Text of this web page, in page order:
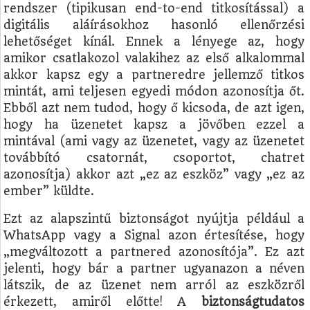
rendszer (tipikusan end-to-end titkosítással) a
digitális aláírásokhoz hasonló ellenőrzési
lehetőséget kínál. Ennek a lényege az, hogy
amikor csatlakozol valakihez az első alkalommal
akkor kapsz egy a partneredre jellemző titkos
mintát, ami teljesen egyedi módon azonosítja őt.
Ebből azt nem tudod, hogy ő kicsoda, de azt igen,
hogy ha üzenetet kapsz a jövőben ezzel a
mintával (ami vagy az üzenetet, vagy az üzenetet
továbbító csatornát, csoportot, chatret
azonosítja) akkor azt „ez az eszköz” vagy „ez az
ember” küldte.
Ezt az alapszintű biztonságot nyújtja például a
WhatsApp vagy a Signal azon értesítése, hogy
„megváltozott a partnered azonosítója”. Ez azt
jelenti, hogy bár a partner ugyanazon a néven
látszik, de az üzenet nem arról az eszközről
érkezett, amiről előtte! Abiztonságtudatos